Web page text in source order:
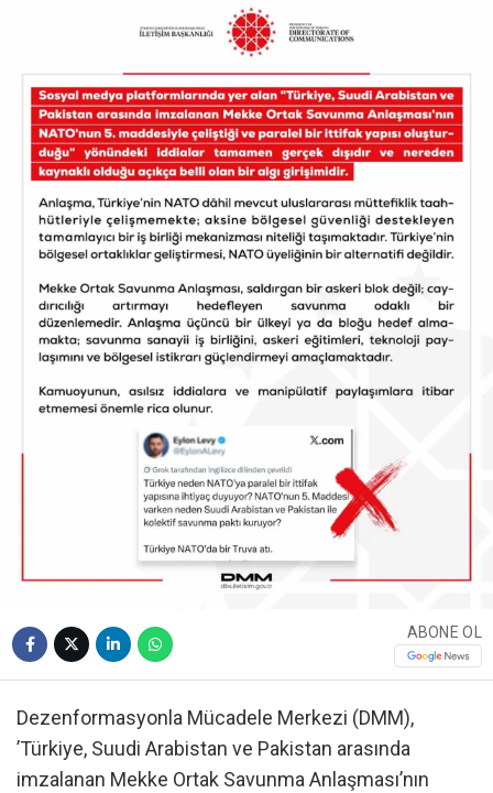
ABONE OL
Dezenformasyonla Mücadele Merkezi (DMM),
’Türkiye, Suudi Arabistan ve Pakistan arasında
imzalanan Mekke Ortak Savunma Anlaşması’nın